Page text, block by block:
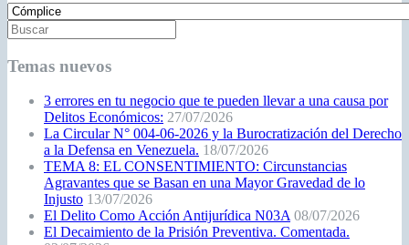
Temas nuevos
3 errores en tu negocio que te pueden llevar a una causa por
Delitos Económicos: 27/07/2026
La Circular N° 004-06-2026 y la Burocratización del Derecho
a la Defensa en Venezuela. 18/07/2026
TEMA 8: EL CONSENTIMIENTO: Circunstancias
Agravantes que se Basan en una Mayor Gravedad de lo
Injusto 13/07/2026
El Delito Como Acción Antijurídica N03A 08/07/2026
El Decaimiento de la Prisión Preventiva. Comentada.